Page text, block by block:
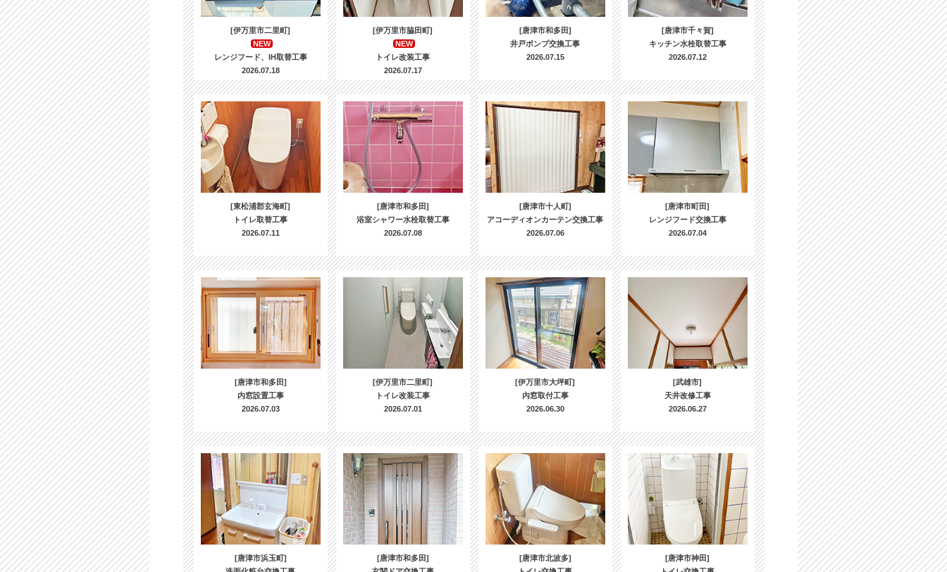
[伊万里市二里町]
NEW
レンジフード、IH取替工事
2026.07.18
[伊万里市脇田町]
NEW
トイレ改装工事
2026.07.17
[唐津市和多田]
井戸ポンプ交換工事
2026.07.15
[唐津市千々賀]
キッチン水栓取替工事
2026.07.12
[東松浦郡玄海町]
トイレ取替工事
2026.07.11
[唐津市和多田]
浴室シャワー水栓取替工事
2026.07.08
[唐津市十人町]
アコーディオンカーテン交換工事
2026.07.06
[唐津市町田]
レンジフード交換工事
2026.07.04
[唐津市和多田]
内窓設置工事
2026.07.03
[伊万里市二里町]
トイレ改装工事
2026.07.01
[伊万里市大坪町]
内窓取付工事
2026.06.30
[武雄市]
天井改修工事
2026.06.27
[唐津市浜玉町]
[唐津市和多田]
[唐津市北波多]
[唐津市神田]